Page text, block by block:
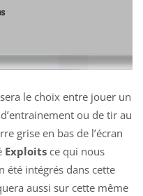
le choix entre jouer un
ou de tir au
grise en bas de l’écran
Exploits ce qui nous
été intégrés dans cette
aussi sur cette même